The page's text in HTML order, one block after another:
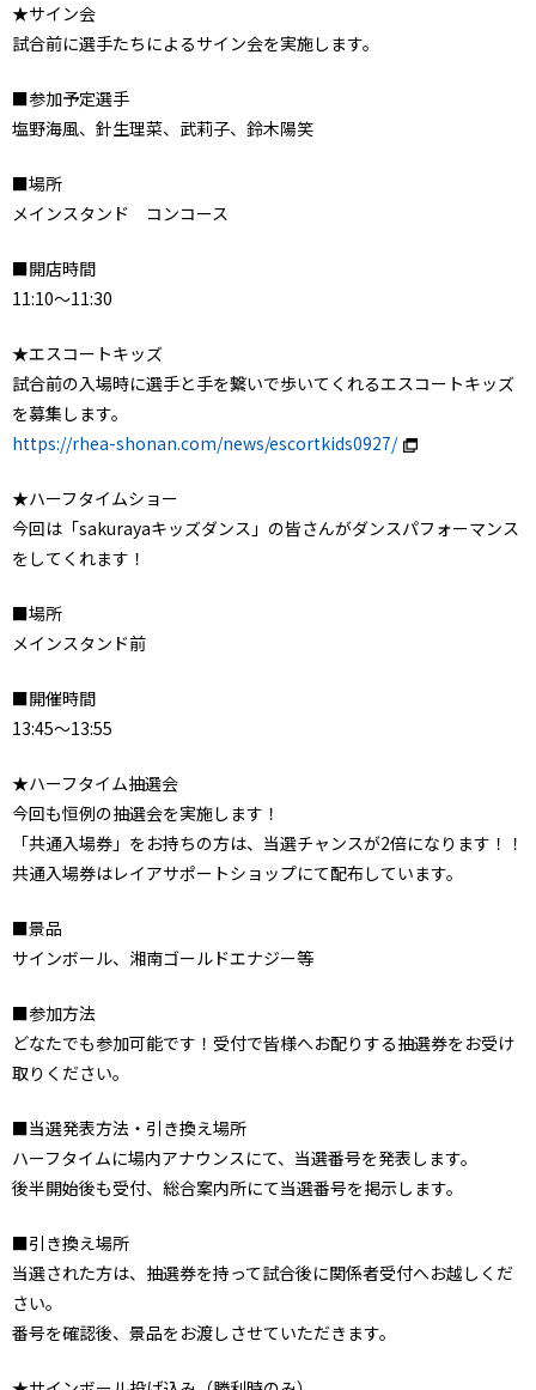
★サイン会
試合前に選手たちによるサイン会を実施します。
■参加予定選手
塩野海風、針生理菜、武莉子、鈴木陽笑
■場所
メインスタンド コンコース
■開店時間
11:10～11:30
★エスコートキッズ
試合前の入場時に選手と手を繋いで歩いてくれるエスコートキッズ
を募集します。
https://rhea-shonan.com/news/escortkids0927/
★ハーフタイムショー
今回は「sakurayaキッズダンス」の皆さんがダンスパフォーマンス
をしてくれます！
■場所
メインスタンド前
■開催時間
13:45～13:55
★ハーフタイム抽選会
今回も恒例の抽選会を実施します！
「共通入場券」をお持ちの方は、当選チャンスが2倍になります！！
共通入場券はレイアサポートショップにて配布しています。
■景品
サインボール、湘南ゴールドエナジー等
■参加方法
どなたでも参加可能です！受付で皆様へお配りする抽選券をお受け
取りください。
■当選発表方法・引き換え場所
ハーフタイムに場内アナウンスにて、当選番号を発表します。
後半開始後も受付、総合案内所にて当選番号を掲示します。
■引き換え場所
当選された方は、抽選券を持って試合後に関係者受付へお越しくだ
さい。
番号を確認後、景品をお渡しさせていただきます。